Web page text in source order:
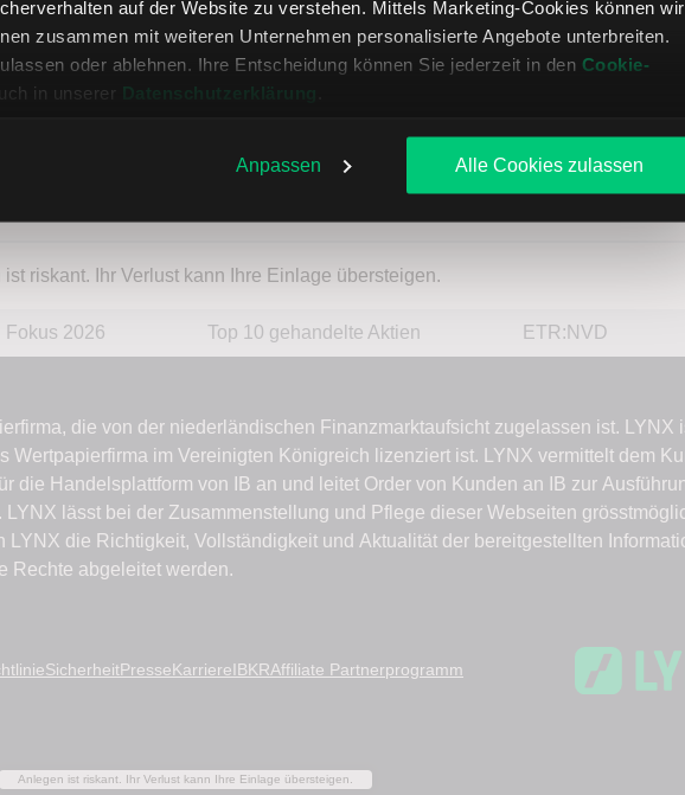
auf der Website zu verstehen. Mittels Marketing-Cookies können wir
zusammen mit weiteren Unternehmen personalisierte Angebote unterbreiten.
oder ablehnen. Ihre Entscheidung können Sie jederzeit in den Cookie-
in unserer Datenschutzerklärung
Anpassen Alle Cookies zulassen
ist riskant. Ihr Verlust kann Ihre Einlage übersteigen.
Fokus 2026 Top 10 gehandelte Aktien ETR:NVD
SicherheitPresseKarriereIBKRAffiliate Partnerprogramm
Anlegen ist riskant. Ihr Verlust kann Ihre Einlage übersteigen.